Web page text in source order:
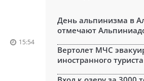
15:54
День альпинизма в
отмечают
Вертолет МЧС
иностранного